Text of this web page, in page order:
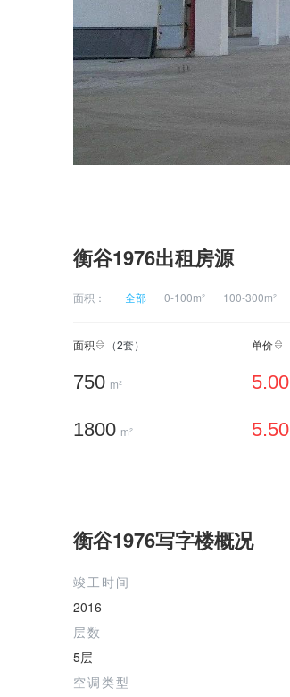
衡谷1976出租房源
面积： 全部 0-100m² 100-300m²
面积 （2套） 单价
750 m² 5.00
1800 m² 5.50
衡谷1976写字楼概况
竣工时间
2016
层数
5层
空调类型